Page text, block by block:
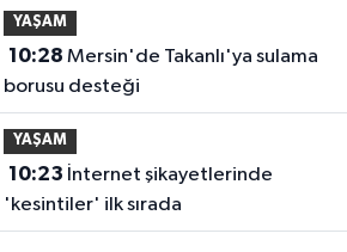
YAŞAM
10:28
borusu desteği
YAŞAM
10:23
'kesintiler' ilk sırada